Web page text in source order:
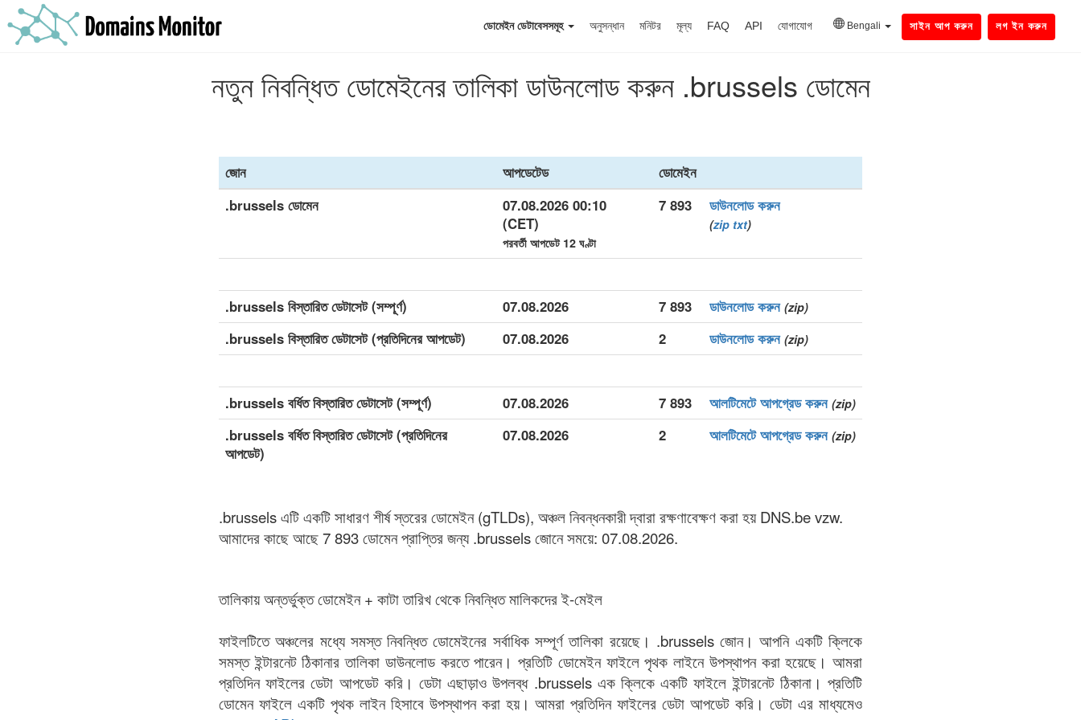
ডোমেইন ডেটাবেসসমূহ অনুসন্ধান মনিটর মূল্য FAQ API যোগাযোগ Bengali সাইন আপ করুন লগ ইন করুন
নতুন নিবন্ধিত ডোমেইনের তালিকা ডাউনলোড করুন .brussels ডোমেন
জোন আপডেটেড
ডোমেইন
.brussels ডোমেন
07.08.2026 00:10
(CET)
পরবর্তী আপডেট 12 ঘণ্টা
7 893 ডাউনলোড করুন
(zip txt)
.brussels বিস্তারিত ডেটাসেট (সম্পূর্ণ) 07.08.2026 7 893 ডাউনলোড করুন (zip)
.brussels বিস্তারিত ডেটাসেট (প্রতিদিনের আপডেট) 07.08.2026 2 ডাউনলোড করুন (zip)
.brussels বর্ধিত বিস্তারিত ডেটাসেট (সম্পূর্ণ) 07.08.2026 7 893 আলটিমেটে আপগ্রেড করুন (zip)
.brussels বর্ধিত বিস্তারিত ডেটাসেট (প্রতিদিনের
আপডেট)
07.08.2026 2 আলটিমেটে আপগ্রেড করুন (zip)
.brussels এটি একটি সাধারণ শীর্ষ স্তরের ডোমেইন (gTLDs), অঞ্চল নিবন্ধনকারী দ্বারা রক্ষণাবেক্ষণ করা হয় DNS.be vzw.
আমাদের কাছে আছে 7 893 ডোমেন প্রাপ্তির জন্য .brussels জোনে সময়ে: 07.08.2026.
তালিকায় অন্তর্ভুক্ত ডোমেইন + কাটা তারিখ থেকে নিবন্ধিত মালিকদের ই-মেইল
ফাইলটিতে অঞ্চলের মধ্যে সমস্ত নিবন্ধিত ডোমেইনের সর্বাধিক সম্পূর্ণ তালিকা রয়েছে। .brussels জোন। আপনি একটি ক্লিকে
সমস্ত ইন্টারনেট ঠিকানার তালিকা ডাউনলোড করতে পারেন। প্রতিটি ডোমেইন ফাইলে পৃথক লাইনে উপস্থাপন করা হয়েছে। আমরা
প্রতিদিন ফাইলের ডেটা আপডেট করি। ডেটা এছাড়াও উপলব্ধ .brussels এক ক্লিকে একটি ফাইলে ইন্টারনেট ঠিকানা। প্রতিটি
ডোমেন ফাইলে একটি পৃথক লাইন হিসাবে উপস্থাপন করা হয়। আমরা প্রতিদিন ফাইলের ডেটা আপডেট করি। ডেটা এর মাধ্যমেও